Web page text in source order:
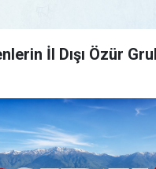
İl Dışı Özür